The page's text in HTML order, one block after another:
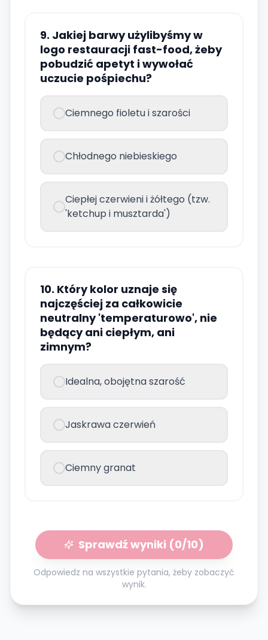
9. Jakiej barwy użylibyśmy w
logo restauracji fast-food, żeby
pobudzić apetyt i wywołać
uczucie pośpiechu?
Ciemnego fioletu i szarości
Chłodnego niebieskiego
Ciepłej czerwieni i żółtego (tzw.
'ketchup i musztarda')
10. Który kolor uznaje się
najczęściej za całkowicie
neutralny 'temperaturowo', nie
będący ani ciepłym, ani
zimnym?
Idealna, obojętna szarość
Jaskrawa czerwień
Ciemny granat
Sprawdź wyniki (0/10)
Odpowiedz na wszystkie pytania, żeby zobaczyć
wynik.